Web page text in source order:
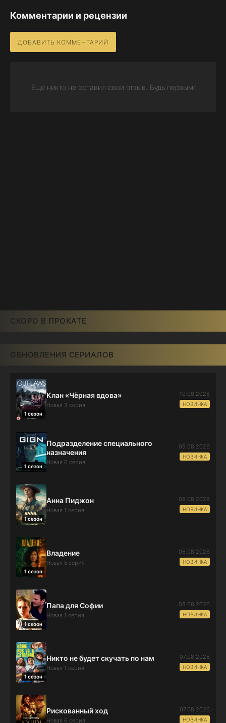
СКОРО В ПРОКАТЕ
ОБНОВЛЕНИЯ СЕРИАЛОВ
1 сезон
Клан «Чёрная вдова»
Новая 3 серия
10.08.2026
НОВИНКА
1 сезон
Подразделение специального
назначения
Новая 6 серия
09.08.2026
НОВИНКА
1 сезон
Анна Пиджон
Новая 1 серия
08.08.2026
НОВИНКА
1 сезон
Владение
Новая 5 серия
08.08.2026
НОВИНКА
1 сезон
Папа для Софии
Новая 1 серия
08.08.2026
НОВИНКА
1 сезон
Никто не будет скучать по нам
Новая 1 серия
07.08.2026
НОВИНКА
Рискованный ход
Новая 6 серия
07.08.2026
НОВИНКА
Комментарии и рецензии
ДОБАВИТЬ КОММЕНТАРИЙ
Еще никто не оставил свой отзыв. Будь первым!